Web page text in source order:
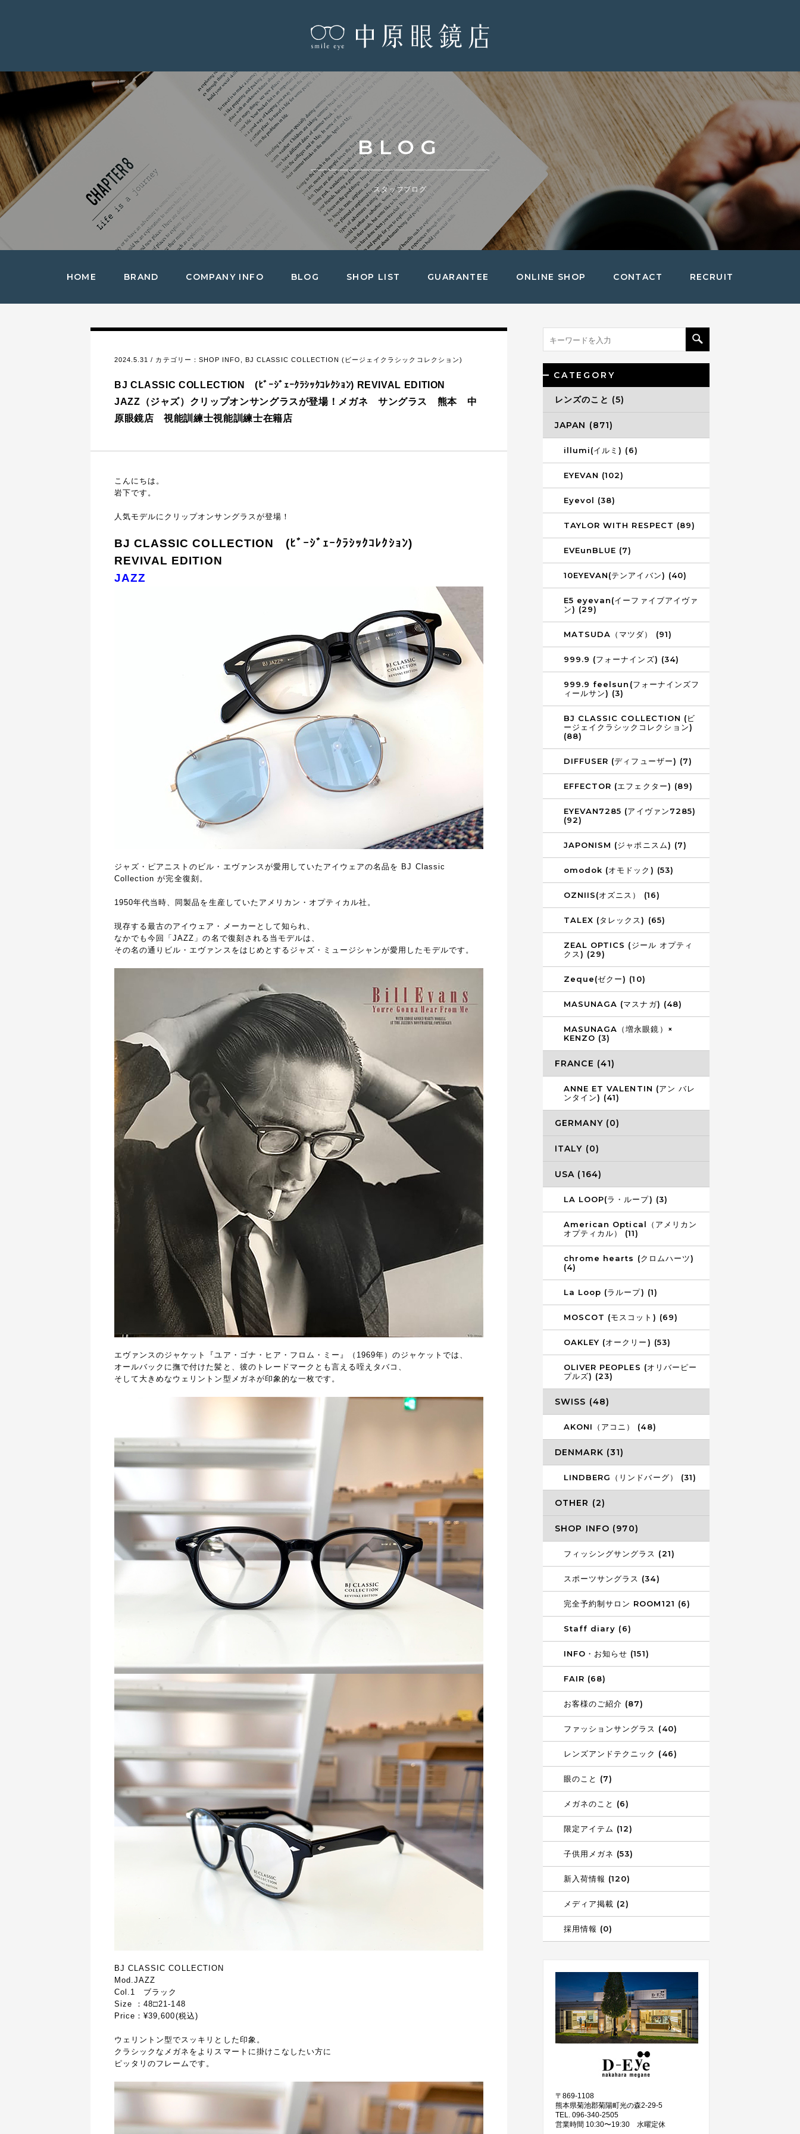
BLOG
スタッフブログ
HOME BRAND COMPANY INFO BLOG SHOP LIST GUARANTEE ONLINE SHOP CONTACT RECRUIT
2024.5.31 / カテゴリー： SHOP INFO ,BJ CLASSIC COLLECTION (ビージェイクラシックコレクション)
BJ CLASSIC COLLECTION (ﾋﾞｰｼﾞｪｰｸﾗｼｯｸｺﾚｸｼｮﾝ) REVIVAL EDITION
JAZZ（ジャズ）クリップオンサングラスが登場！メガネ サングラス 熊本 中
原眼鏡店 視能訓練士視能訓練士在籍店
こんにちは。
岩下です。
人気モデルにクリップオンサングラスが登場！
BJ CLASSIC COLLECTION (ﾋﾞｰｼﾞｪｰｸﾗｼｯｸｺﾚｸｼｮﾝ)
REVIVAL EDITION
JAZZ
ジャズ・ピアニストのビル・エヴァンスが愛用していたアイウェアの名品を BJ Classic
Collection が完全復刻。
1950年代当時、同製品を生産していたアメリカン・オプティカル社。
現存する最古のアイウェア・メーカーとして知られ、
なかでも今回「JAZZ」の名で復刻される当モデルは、
その名の通りビル・エヴァンスをはじめとするジャズ・ミュージシャンが愛用したモデルです。
エヴァンスのジャケット『ユア・ゴナ・ヒア・フロム・ミー』（1969年）のジャケットでは、
オールバックに撫で付けた髪と、彼のトレードマークとも言える咥えタバコ、
そして大きめなウェリントン型メガネが印象的な一枚です。
BJ CLASSIC COLLECTION
Mod.JAZZ
Col.1 ブラック
Size ：48□21-148
Price：¥39,600(税込)
ウェリントン型でスッキリとした印象。
クラシックなメガネをよりスマートに掛けこなしたい方に
ピッタリのフレームです。
CATEGORY
レンズのこと (5)
JAPAN (871)
illumi(イルミ) (6)
EYEVAN (102)
Eyevol (38)
TAYLOR WITH RESPECT (89)
EVEunBLUE (7)
10EYEVAN(テンアイバン) (40)
E5 eyevan(イーファイブアイヴァ
ン) (29)
MATSUDA（マツダ） (91)
999.9 (フォーナインズ) (34)
999.9 feelsun(フォーナインズフ
ィールサン) (3)
BJ CLASSIC COLLECTION (ビ
ージェイクラシックコレクション)
(88)
DIFFUSER (ディフューザー) (7)
EFFECTOR (エフェクター) (89)
EYEVAN7285 (アイヴァン7285)
(92)
JAPONISM (ジャポニスム) (7)
omodok (オモドック) (53)
OZNIIS(オズニス） (16)
TALEX (タレックス) (65)
ZEAL OPTICS (ジール オプティ
クス) (29)
Zeque(ゼクー) (10)
MASUNAGA (マスナガ) (48)
MASUNAGA（増永眼鏡）×
KENZO (3)
FRANCE (41)
ANNE ET VALENTIN (アン バレ
ンタイン) (41)
GERMANY (0)
ITALY (0)
USA (164)
LA LOOP(ラ・ループ) (3)
American Optical（アメリカン
オプティカル） (11)
chrome hearts (クロムハーツ)
(4)
La Loop (ラループ) (1)
MOSCOT (モスコット) (69)
OAKLEY (オークリー) (53)
OLIVER PEOPLES (オリバーピー
プルズ) (23)
SWISS (48)
AKONI（アコニ） (48)
DENMARK (31)
LINDBERG（リンドバーグ） (31)
OTHER (2)
SHOP INFO (970)
フィッシングサングラス (21)
スポーツサングラス (34)
完全予約制サロン ROOM121 (6)
Staff diary (6)
INFO・お知らせ (151)
FAIR (68)
お客様のご紹介 (87)
ファッションサングラス (40)
レンズアンドテクニック (46)
眼のこと (7)
メガネのこと (6)
限定アイテム (12)
子供用メガネ (53)
新入荷情報 (120)
メディア掲載 (2)
採用情報 (0)
〒869-1108
熊本県菊池郡菊陽町光の森2-29-5
TEL. 096-340-2505
営業時間 10:30〜19:30 水曜定休